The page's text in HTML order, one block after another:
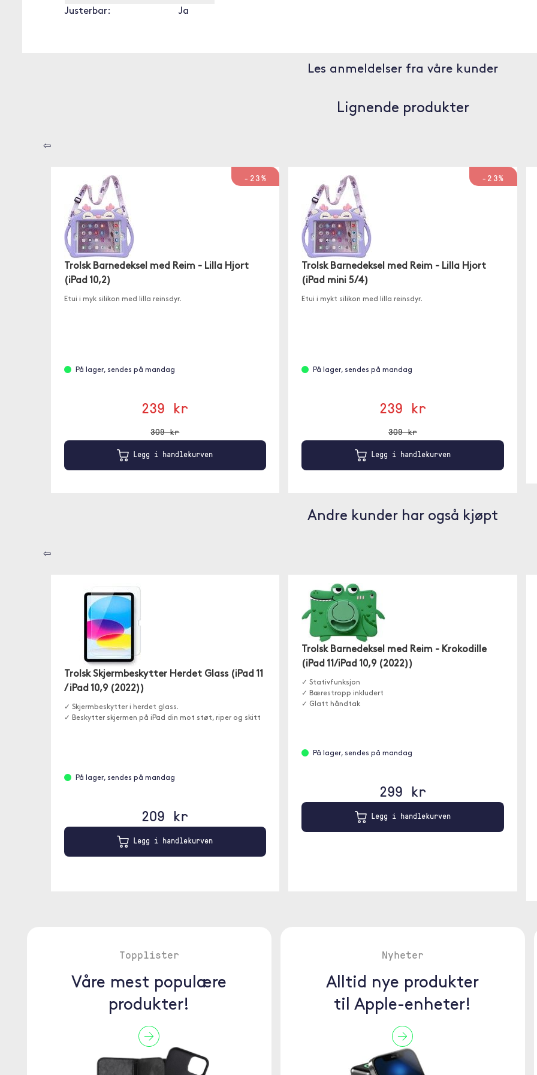
Justerbar:
Ja
Les anmeldelser fra våre kunder
Lignende produkter
⇦
-23%
Trolsk Barnedeksel med Reim - Lilla Hjort
(iPad 10,2)
Etui i myk silikon med lilla reinsdyr.
På lager, sendes på mandag
239 kr
309 kr
Legg i handlekurven
-23%
Trolsk Barnedeksel med Reim - Lilla Hjort
(iPad mini 5/4)
Etui i mykt silikon med lilla reinsdyr.
På lager, sendes på mandag
239 kr
309 kr
Legg i handlekurven
Andre kunder har også kjøpt
⇦
Trolsk Skjermbeskytter Herdet Glass (iPad 11
/ iPad 10,9 (2022))
✓ Skjermbeskytter i herdet glass.
✓ Beskytter skjermen på iPad din mot støt, riper og skitt
På lager, sendes på mandag
209 kr
Legg i handlekurven
Trolsk Barnedeksel med Reim - Krokodille
(iPad 11/iPad 10,9 (2022))
✓ Stativfunksjon
✓ Bærestropp inkludert
✓ Glatt håndtak
På lager, sendes på mandag
299 kr
Legg i handlekurven
Topplister
Våre mest populære
produkter!
Nyheter
Alltid nye produkter
til Apple-enheter!